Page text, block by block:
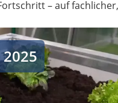
– auf